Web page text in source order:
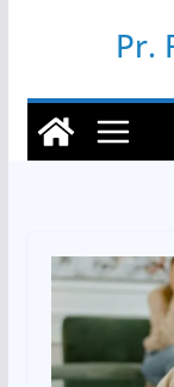
Pr.